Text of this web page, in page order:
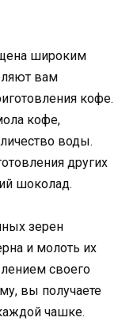
широким
вам
кофе.
кофе,
воды.
других
шоколад.
зерен
и молоть их
своего
вы получаете
чашке.